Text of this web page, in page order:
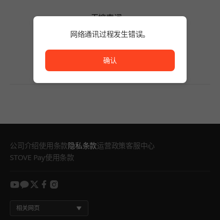
无搜索词。
请缩短搜索词的字数或变更筛选条件。
公司介绍使用条款隐私条款运营政策客服中心
STOVE Pay使用条款
youtube
kakao
twitter
facebook
instagram
相关网页
网络通讯过程发生错误。
确认